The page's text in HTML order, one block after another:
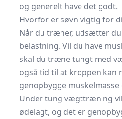
og generelt have det godt.
Hvorfor er søvn vigtig for
Når du træner, udsætter
belastning. Vil du have
skal du træne tungt med
også tid til at kroppen kan
genopbygge
Under tung vægttræning
ødelagt, og det er